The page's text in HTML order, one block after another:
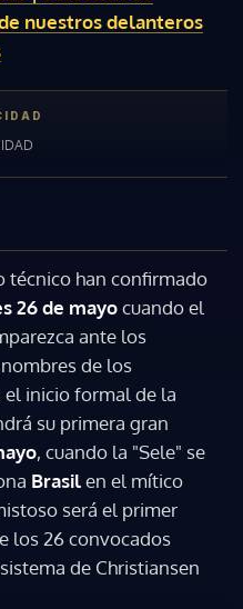
nuestros delanteros
técnico han confirmado
26 de mayocuando el
ante los
de los
el inicio formal de la
su primera gran
, cuando la "Sele" se
Brasilen el mítico
será el primer
los 26 convocados
de Christiansen